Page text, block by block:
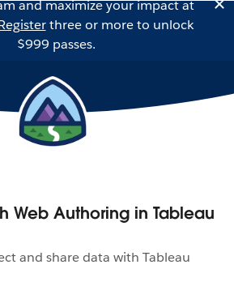
and maximize your impact at
three or more to unlock
$999 passes.
Web Authoring in Tableau
and share data with Tableau